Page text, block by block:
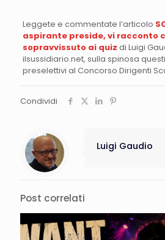
Leggete e commentate l’articolo
aspirante preside, vi racconto
sopravvissuto ai quiz di Luigi
ilsussidiario.net, sulla spinosa
preselettivi al Concorso Dirigenti
Condividi
Luigi Gaudio
Post correlati